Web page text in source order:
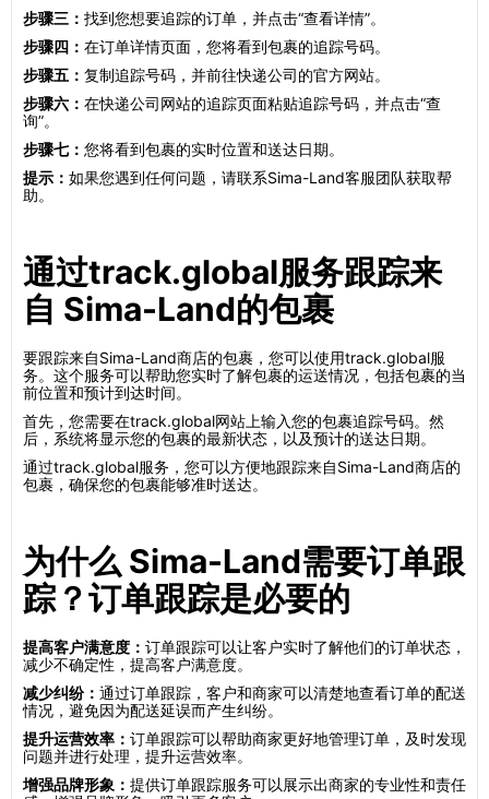
步骤三： 找到您想要追踪的订单，并点击“查看详情”。
步骤四： 在订单详情页面，您将看到包裹的追踪号码。
步骤五： 复制追踪号码，并前往快递公司的官方网站。
步骤六： 在快递公司网站的追踪页面粘贴追踪号码，并点击“查
询”。
步骤七： 您将看到包裹的实时位置和送达日期。
提示： 如果您遇到任何问题，请联系Simа-Lаnd客服团队获取帮
助。
通过track.global服务跟踪来
自 Sima-Land的包裹
要跟踪来自Sima-Land商店的包裹，您可以使用track.global服
务。这个服务可以帮助您实时了解包裹的运送情况，包括包裹的当
前位置和预计到达时间。
首先，您需要在track.global网站上输入您的包裹追踪号码。然
后，系统将显示您的包裹的最新状态，以及预计的送达日期。
通过track.global服务，您可以方便地跟踪来自Sima-Land商店的
包裹，确保您的包裹能够准时送达。
为什么 Sima-Land需要订单跟
踪？订单跟踪是必要的
提高客户满意度： 订单跟踪可以让客户实时了解他们的订单状态，
减少不确定性，提高客户满意度。
减少纠纷： 通过订单跟踪，客户和商家可以清楚地查看订单的配送
情况，避免因为配送延误而产生纠纷。
提升运营效率： 订单跟踪可以帮助商家更好地管理订单，及时发现
问题并进行处理，提升运营效率。
增强品牌形象： 提供订单跟踪服务可以展示出商家的专业性和责任